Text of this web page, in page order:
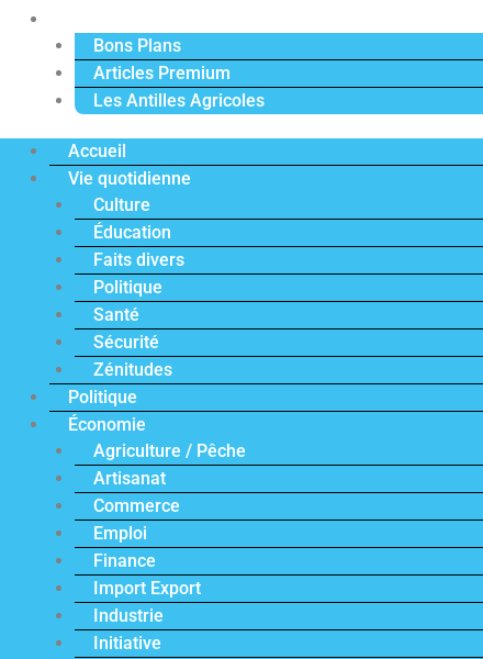
Bons Plans
Articles Premium
Les Antilles Agricoles
Accueil
Vie quotidienne
Culture
Éducation
Faits divers
Politique
Santé
Sécurité
Zénitudes
Politique
Économie
Agriculture / Pêche
Artisanat
Commerce
Emploi
Finance
Import Export
Industrie
Initiative